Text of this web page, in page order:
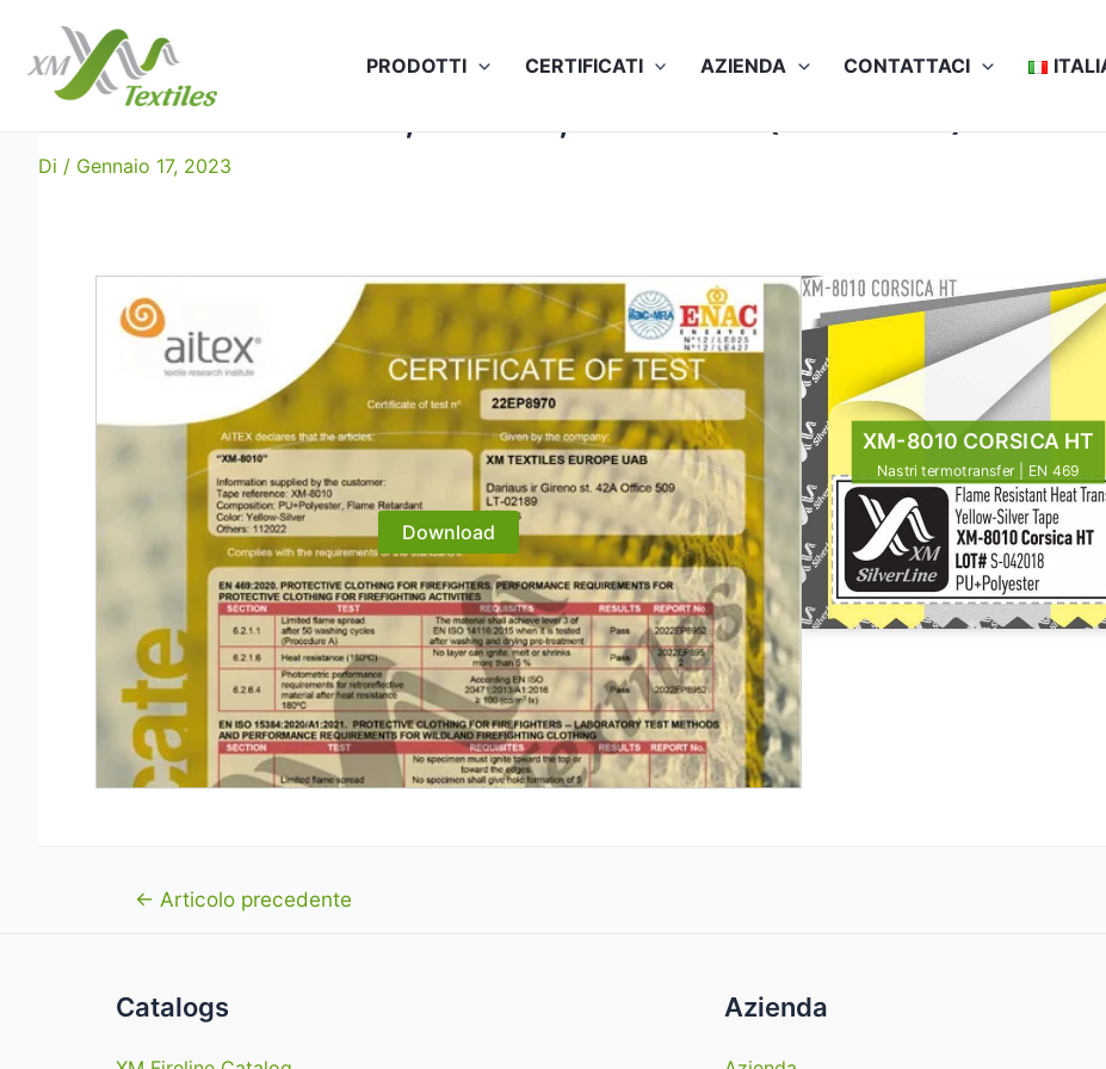
contenuto
PRODOTTI CERTIFICATI AZIENDA СONTATTACI
XM-8010: EN 20471, EN 469, EN 15384 (50×60°C)
Di / Gennaio 17, 2023
Download
XM-8010 CORSICA HT
Nastri termotransfer | EN 469
Navigazione
← Articolo precedente
Catalogs Azienda